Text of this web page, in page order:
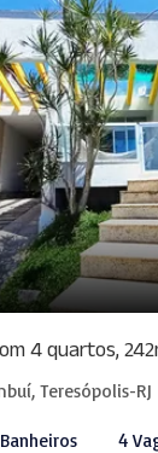
4 quartos,
Teresópolis-RJ
4